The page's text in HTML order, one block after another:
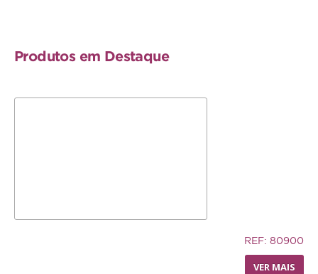
Produtos em Destaque
REF: 80900
VER MAIS